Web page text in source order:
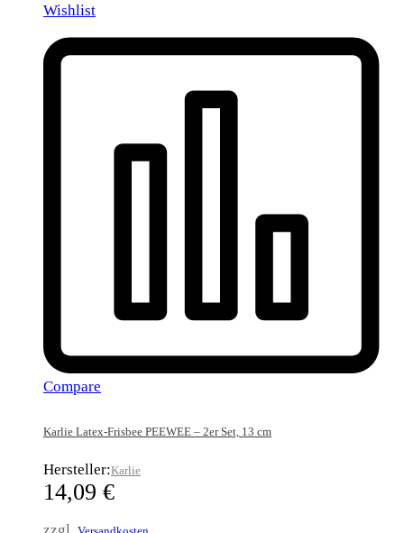
Wishlist
Compare
Karlie Latex-Frisbee PEEWEE – 2er Set, 13 cm
Hersteller:Karlie
14,09 €